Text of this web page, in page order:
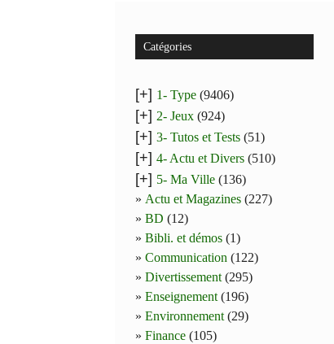
Catégories
[+] 1- Type (9406)
[+] 2- Jeux (924)
[+] 3- Tutos et Tests (51)
[+] 4- Actu et Divers (510)
[+] 5- Ma Ville (136)
Actu et Magazines (227)
BD (12)
Bibli. et démos (1)
Communication (122)
Divertissement (295)
Enseignement (196)
Environnement (29)
Finance (105)